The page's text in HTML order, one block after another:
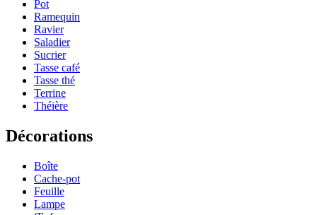
Pot
Ramequin
Ravier
Saladier
Sucrier
Tasse café
Tasse thé
Terrine
Théière
Décorations
Boîte
Cache-pot
Feuille
Lampe